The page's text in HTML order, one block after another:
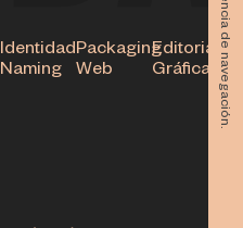
IdentidadPackagingEditorial
Naming
Web Gráfica